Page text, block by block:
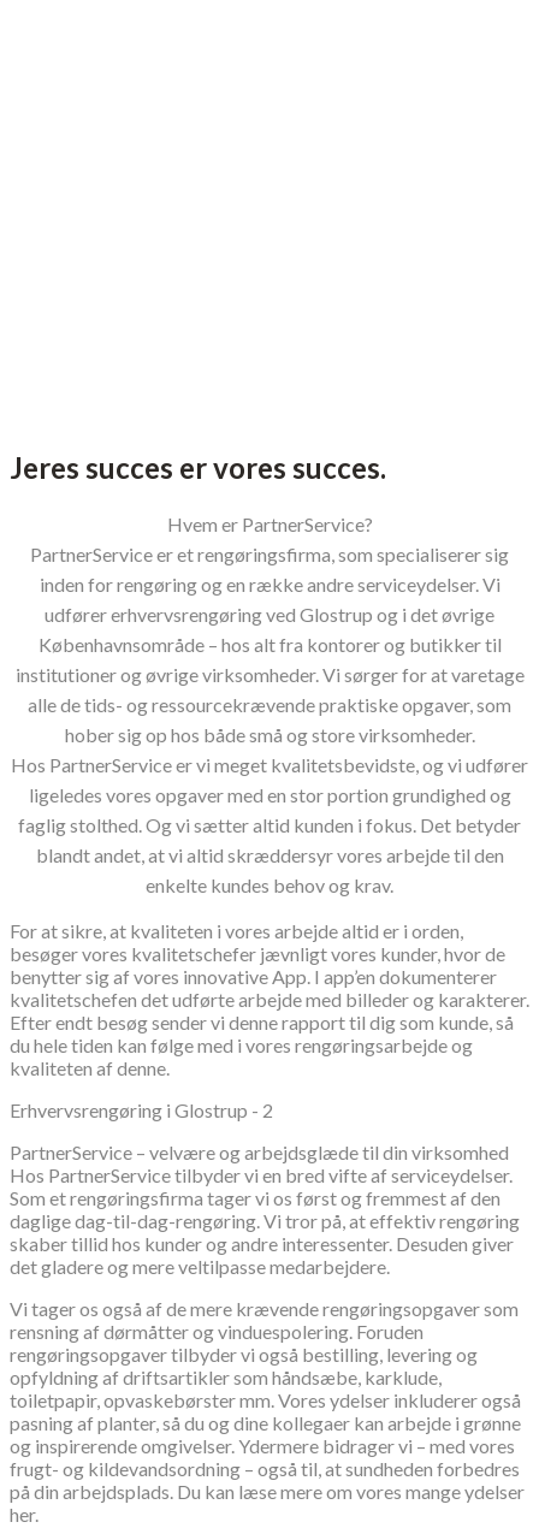
Jeres succes er vores succes.
Hvem er PartnerService?
PartnerService er et rengøringsfirma, som specialiserer sig
inden for rengøring og en række andre serviceydelser. Vi
udfører erhvervsrengøring ved Glostrup og i det øvrige
Københavnsområde – hos alt fra kontorer og butikker til
institutioner og øvrige virksomheder. Vi sørger for at varetage
alle de tids- og ressourcekrævende praktiske opgaver, som
hober sig op hos både små og store virksomheder.
Hos PartnerService er vi meget kvalitetsbevidste, og vi udfører
ligeledes vores opgaver med en stor portion grundighed og
faglig stolthed. Og vi sætter altid kunden i fokus. Det betyder
blandt andet, at vi altid skræddersyr vores arbejde til den
enkelte kundes behov og krav.
For at sikre, at kvaliteten i vores arbejde altid er i orden,
besøger vores kvalitetschefer jævnligt vores kunder, hvor de
benytter sig af vores innovative App. I app’en dokumenterer
kvalitetschefen det udførte arbejde med billeder og karakterer.
Efter endt besøg sender vi denne rapport til dig som kunde, så
du hele tiden kan følge med i vores rengøringsarbejde og
kvaliteten af denne.
Erhvervsrengøring i Glostrup - 2
PartnerService – velvære og arbejdsglæde til din virksomhed
Hos PartnerService tilbyder vi en bred vifte af serviceydelser.
Som et rengøringsfirma tager vi os først og fremmest af den
daglige dag-til-dag-rengøring. Vi tror på, at effektiv rengøring
skaber tillid hos kunder og andre interessenter. Desuden giver
det gladere og mere veltilpasse medarbejdere.
Vi tager os også af de mere krævende rengøringsopgaver som
rensning af dørmåtter og vinduespolering. Foruden
rengøringsopgaver tilbyder vi også bestilling, levering og
opfyldning af driftsartikler som håndsæbe, karklude,
toiletpapir, opvaskebørster mm. Vores ydelser inkluderer også
pasning af planter, så du og dine kollegaer kan arbejde i grønne
og inspirerende omgivelser. Ydermere bidrager vi – med vores
frugt- og kildevandsordning – også til, at sundheden forbedres
på din arbejdsplads. Du kan læse mere om vores mange ydelser
her.